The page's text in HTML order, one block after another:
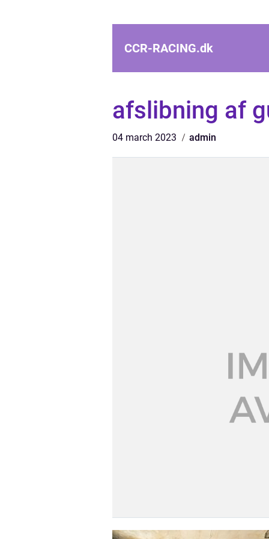
CCR-RACING.dk
afslibning af
04 march 2023 admin